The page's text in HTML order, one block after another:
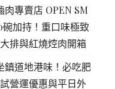
肉專賣店 OPEN SM
加持！重口味極致
排與紅燒焢肉開箱
鎮道地港味！必吃肥
營運優惠與平日外